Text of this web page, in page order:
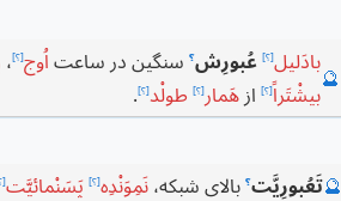
🔮
بادَلیل[؟] عُبورِش؟سنگین در ساعت اُوج[؟]،
بیشْتَراً[؟]از هَمار[؟] طولْد[؟].
🔮تَعُبورِیَّت؟بالای شبکه، نَمِوَنْدِه[؟] پَسَنْمائیَّت